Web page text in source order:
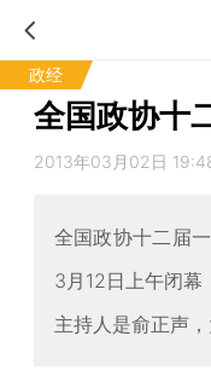
政经
全国政协十
2013年03月02日
全国政协十二届
3月12日上午闭幕
主持人是俞正声